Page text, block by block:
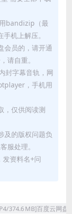
bandizip（最
机上解压。
会员的，请开通
请自重。
封字幕音轨，网
，手机用
，仅供阅读测
及的版权问题负
服处理。
资料名+问
374.6 MB]百度云网盘